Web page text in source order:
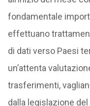
fondamentale
effettuano
di dati verso Paesi
un’attenta
trasferimenti,
dalla legislazione del